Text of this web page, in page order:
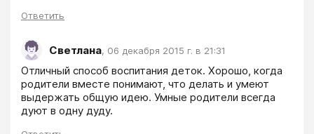
Ответить
Светлана, 06 декабря 2015 г. в 21:31
Отличный способ воспитания деток. Хорошо, когда
родители вместе понимают, что делать и умеют
выдержать общую идею. Умные родители всегда
дуют в одну дуду.